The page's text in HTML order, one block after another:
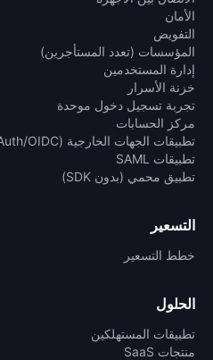
الأمان
التفويض
المؤسسات (تعدد المستأجرين)
إدارة المستخدمين
خزنة الأسرار
تجربة تسجيل دخول موحدة
مركز الحسابات
تطبيقات الجهات الخارجية (OAuth/OIDC)
تطبيقات SAML
تطبيق محمي (بدون SDK)
التسعير
خطط التسعير
الحلول
تطبيقات المستهلكين
منتجات SaaS